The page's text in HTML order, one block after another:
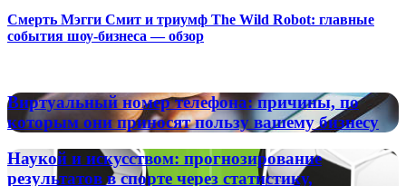
Смерть Мэгги Смит и триумф The Wild Robot: главные
события шоу-бизнеса — обзор
Виртуальный
номер
телефона:
причины,
по
которым
Виртуальный номер телефона: причины, по
которым они приносят пользу вашему бизнесу
Наукой
и
Наукой и искусством: прогнозирование
результатов в спорте через статистику,